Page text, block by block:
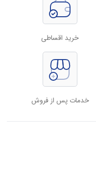
خرید اقساطی
خدمات پس از فروش